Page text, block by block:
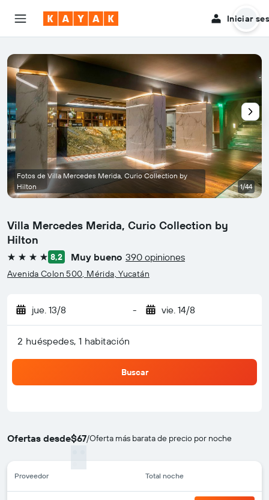
Iniciar
Villa Mercedes Merida, Curio Collection by
Hilton
4 estrellas8,2 Muy bueno 390 opiniones
Avenida Colon 500, Mérida, Yucatán
jue. 13/8 - vie. 14/8
2 huéspedes, 1 habitación
Buscar
Ofertas desde$67/Oferta más barata de precio por noche
Proveedor Total noche
Fotos de Villa Mercedes Merida, Curio Collection by
Hilton
1/44